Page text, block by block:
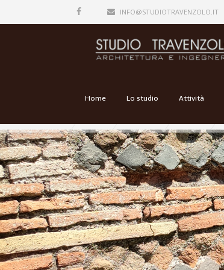
INFO@STUDIOTRAVENZOLO.IT
Home Lo studio Attività